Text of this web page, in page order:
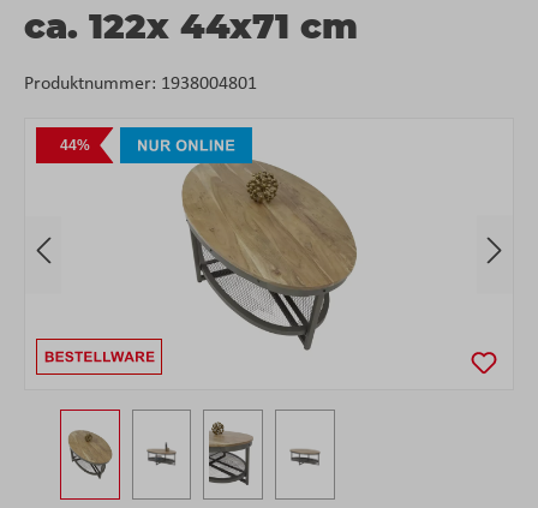
44%
Bildergalerie überspringen
ca. 122x 44x71 cm
Produktnummer: 1938004801